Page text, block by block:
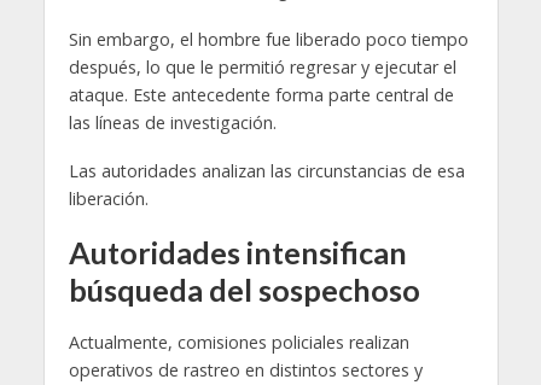
Sin embargo, el hombre fue liberado poco tiempo
después, lo que le permitió regresar y ejecutar el
ataque. Este antecedente forma parte central de
las líneas de investigación.
Las autoridades analizan las circunstancias de esa
liberación.
Autoridades intensifican
búsqueda del sospechoso
Actualmente, comisiones policiales realizan
operativos de rastreo en distintos sectores y